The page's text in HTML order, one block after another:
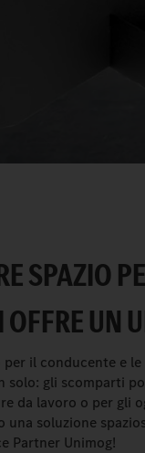
SPAZIO
UN
per il conducente e
solo: gli scomparti
da lavoro o per gli
soluzione
Partner Unimog!